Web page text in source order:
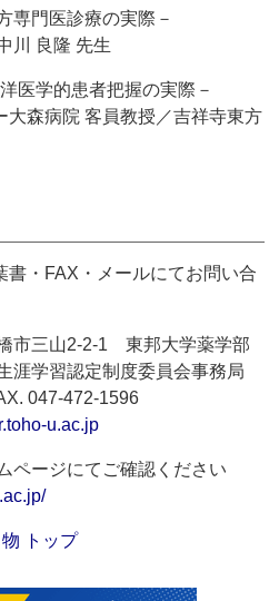
門医診療の実際－
良隆 先生
医学的患者把握の実際－
森病院 客員教授／吉祥寺東方
・FAX・メールにてお問い合
三山2-2-1 東邦大学薬学部
涯学習認定制度委員会事務局
047-472-1596
u.ac.jp
ージにてご確認ください
トップ